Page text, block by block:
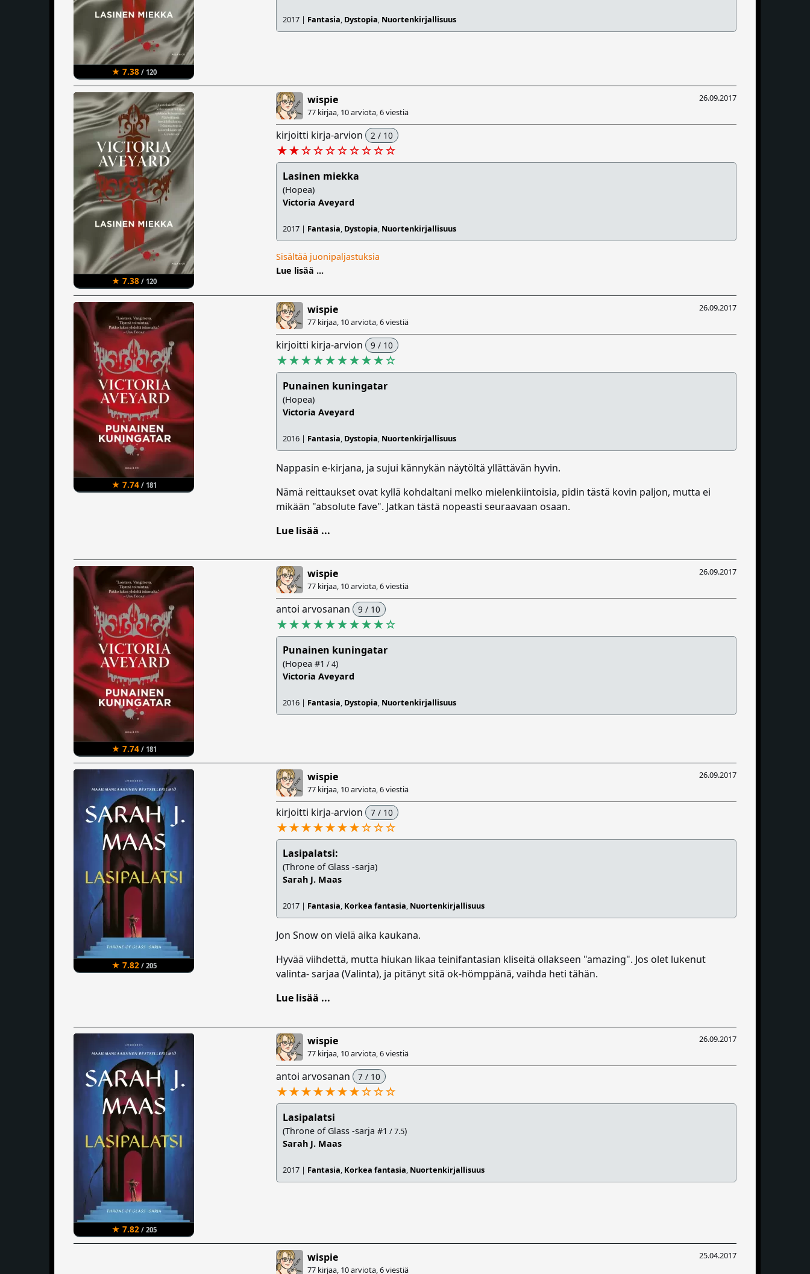
★ 7.38/ 120
2017 | Fantasia, Dystopia, Nuortenkirjallisuus
★ 7.38/ 120
26.09.2017
wispie
77 kirjaa, 10 arviota,6 viestiä
kirjoitti kirja-arvion 2 / 10
★★☆☆☆☆☆☆☆☆
Lasinen miekka
(Hopea)
Victoria Aveyard
2017 | Fantasia, Dystopia, Nuortenkirjallisuus
Sisältää juonipaljastuksia
Lue lisää ...
★ 7.74/ 181
26.09.2017
wispie
77 kirjaa, 10 arviota,6 viestiä
kirjoitti kirja-arvion 9 / 10
★★★★★★★★★☆
Punainen kuningatar
(Hopea)
Victoria Aveyard
2016 | Fantasia, Dystopia, Nuortenkirjallisuus
Nappasin e-kirjana, ja sujui kännykän näytöltä yllättävän hyvin.
Nämä reittaukset ovat kyllä kohdaltani melko mielenkiintoisia, pidin tästä kovin paljon, mutta ei
mikään "absolute fave". Jatkan tästä nopeasti seuraavaan osaan.
Lue lisää ...
★ 7.74/ 181
26.09.2017
wispie
77 kirjaa, 10 arviota,6 viestiä
antoi arvosanan 9 / 10
★★★★★★★★★☆
Punainen kuningatar
(Hopea #1 / 4)
Victoria Aveyard
2016 | Fantasia, Dystopia, Nuortenkirjallisuus
★ 7.82/ 205
26.09.2017
wispie
77 kirjaa, 10 arviota,6 viestiä
kirjoitti kirja-arvion 7 / 10
★★★★★★★☆☆☆
Lasipalatsi:
(Throne of Glass -sarja)
Sarah J. Maas
2017 | Fantasia, Korkea fantasia, Nuortenkirjallisuus
Jon Snow on vielä aika kaukana.
Hyvää viihdettä, mutta hiukan likaa teinifantasian kliseitä ollakseen "amazing". Jos olet lukenut
valinta- sarjaa (Valinta), ja pitänyt sitä ok-hömppänä, vaihda heti tähän.
Lue lisää ...
★ 7.82/ 205
26.09.2017
wispie
77 kirjaa, 10 arviota,6 viestiä
antoi arvosanan 7 / 10
★★★★★★★☆☆☆
Lasipalatsi
(Throne of Glass -sarja #1 / 7.5)
Sarah J. Maas
2017 | Fantasia, Korkea fantasia, Nuortenkirjallisuus
25.04.2017
wispie
77 kirjaa, 10 arviota,6 viestiä